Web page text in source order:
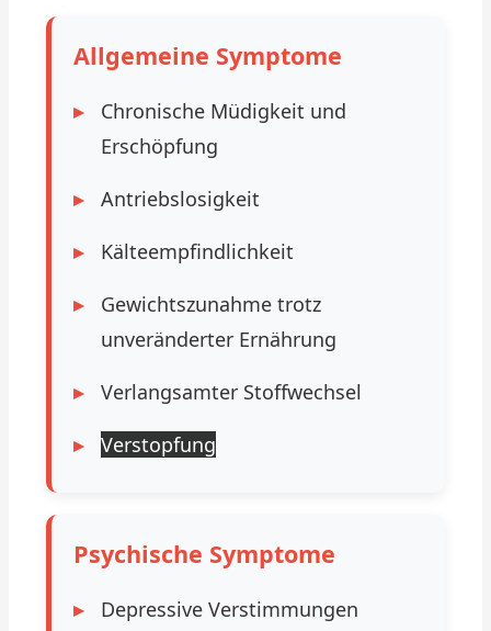
Allgemeine Symptome
Chronische Müdigkeit und
Erschöpfung
Antriebslosigkeit
Kälteempfindlichkeit
Gewichtszunahme trotz
unveränderter Ernährung
Verlangsamter Stoffwechsel
Verstopfung
Psychische Symptome
Depressive Verstimmungen